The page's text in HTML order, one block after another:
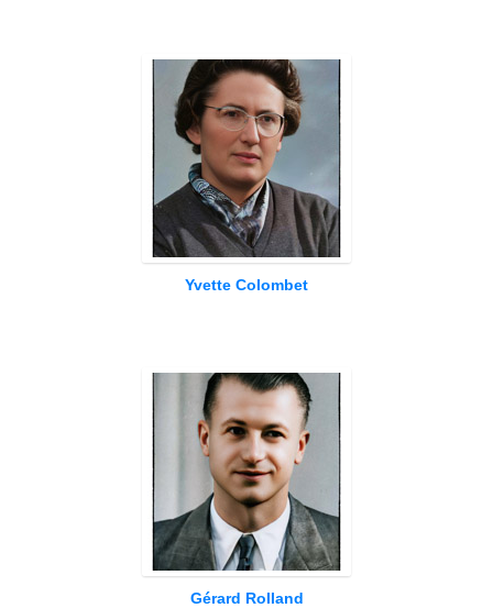
Yvette Colombet
Gérard Rolland